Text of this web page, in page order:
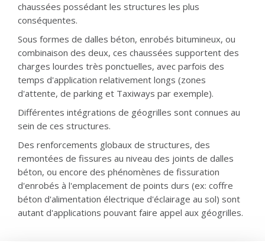
chaussées possédant les structures les plus
conséquentes.
Sous formes de dalles béton, enrobés bitumineux, ou
combinaison des deux, ces chaussées supportent des
charges lourdes très ponctuelles, avec parfois des
temps d'application relativement longs (zones
d'attente, de parking et Taxiways par exemple).
Différentes intégrations de géogrilles sont connues au
sein de ces structures.
Des renforcements globaux de structures, des
remontées de fissures au niveau des joints de dalles
béton, ou encore des phénomènes de fissuration
d'enrobés à l'emplacement de points durs (ex: coffre
béton d'alimentation électrique d'éclairage au sol) sont
autant d'applications pouvant faire appel aux géogrilles.